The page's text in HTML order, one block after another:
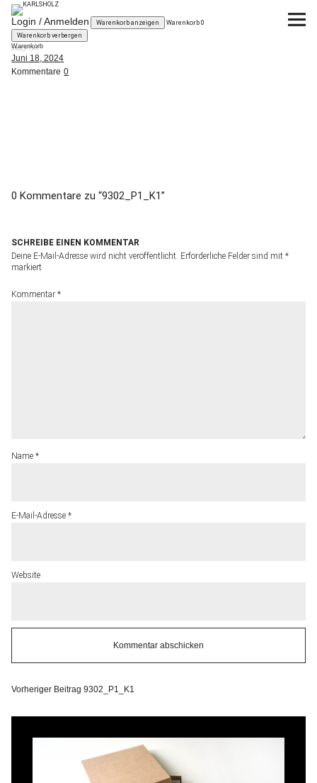
KARLSHOLZ
Login / Anmelden Warenkorb anzeigen Warenkorb 0
Warenkorb verbergen
Warenkorb
Das System
9302_P1_K1
Juni 18, 2024
Kommentare 0
0 Kommentare zu “9302_P1_K1”
SCHREIBE EINEN KOMMENTAR
Deine E-Mail-Adresse wird nicht veröffentlicht. Erforderliche Felder sind mit*
markiert
Kommentar*
Name*
E-Mail-Adresse*
Website
Vorheriger Beitrag 9302_P1_K1